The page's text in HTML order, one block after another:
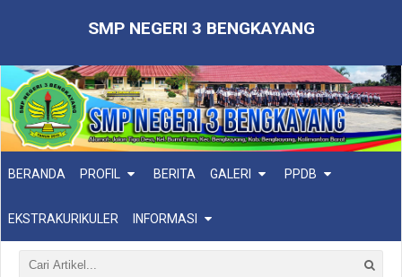
SMP NEGERI 3 BENGKAYANG
BERANDA PROFIL BERITA GALERI PPDB
EKSTRAKURIKULER INFORMASI